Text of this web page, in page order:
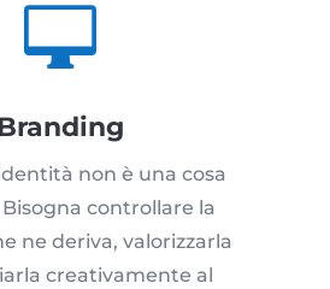

non è una cosa
controllare la
ne deriva, valorizzarla
creativamente al